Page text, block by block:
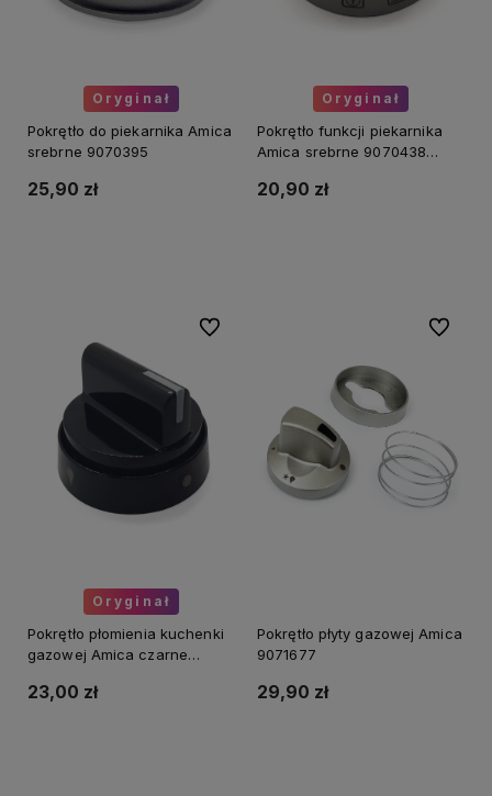
Oryginał
Pokrętło do piekarnika Amica
srebrne 9070395
25,90 zł
Oryginał
Pokrętło funkcji piekarnika
Amica srebrne 9070438
20,90 zł
Oryginał
Pokrętło płomienia kuchenki
gazowej Amica czarne
23,00 zł
Do ulubionych
Pokrętło płyty gazowej Amica
9071677
29,90 zł
Do